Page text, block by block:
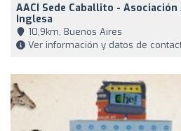
AACI Sede Caballito -
Inglesa
10,9km, Buenos Aires
Ver información y datos de